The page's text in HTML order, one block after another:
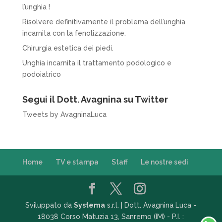
l’unghia !
Risolvere definitivamente il problema dell’unghia
incarnita con la fenolizzazione.
Chirurgia estetica dei piedi.
Unghia incarnita il trattamento podologico e
podoiatrico
Segui il Dott. Avagnina su Twitter
Tweets by AvagninaLuca
Home TV e stampa Staff Le nostre sedi
Sviluppato daSystema s.r.l. | Dott. Avagnina Luca -
18038 Corso Matuzia 13, Sanremo (IM) - P.I. :